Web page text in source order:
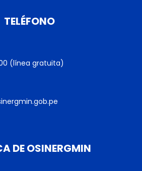
TELÉFONO
(línea gratuita)
DE OSINERGMIN